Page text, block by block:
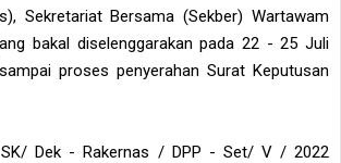
Sekretariat Bersama (Sekber) Wartawam
bakal diselenggarakan pada 22 - 25 Juli
proses penyerahan Surat Keputusan
Dek - Rakernas / DPP - Set/ V / 2022